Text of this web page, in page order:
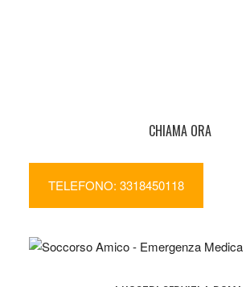
CHIAMA ORA
TELEFONO: 3318450118